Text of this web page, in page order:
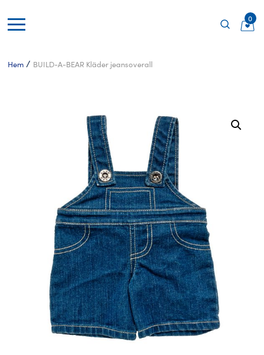
0
Hem / BUILD-A-BEAR Kläder jeansoverall